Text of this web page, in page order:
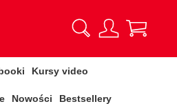
Kursy video
Nowości Bestsellery